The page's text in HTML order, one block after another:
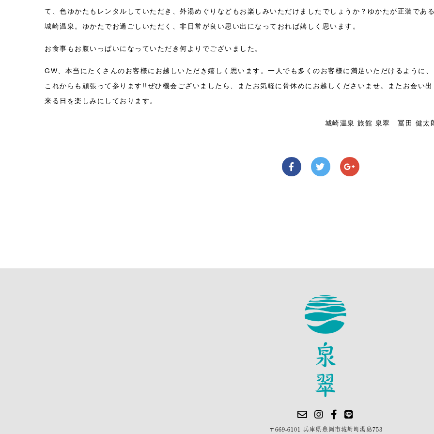
て、色ゆかたもレンタルしていただき、外湯めぐりなどもお楽しみいただけましたでしょうか？ゆかたが正装であ
城崎温泉。ゆかたでお過ごしいただく、非日常が良い思い出になっておれば嬉しく思います。
お食事もお腹いっぱいになっていただき何よりでございました。
GW、本当にたくさんのお客様にお越しいただき嬉しく思います。一人でも多くのお客様に満足いただけるように、
これからも頑張って参ります!!ぜひ機会ございましたら、またお気軽に骨休めにお越しくださいませ。またお会い出
来る日を楽しみにしております。
城崎温泉 旅館 泉翠 冨田 健太
〒669-6101 兵庫県豊岡市城崎町湯島753